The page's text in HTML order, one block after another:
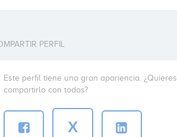
PERFIL
Este perfil tiene una gran apariencia. ¿Quieres
compartirlo con todos?
X